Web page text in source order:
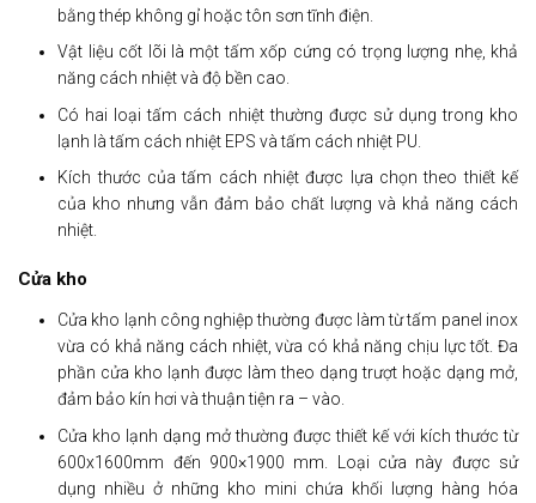
bằng thép không gỉ hoặc tôn sơn tĩnh điện.
Vật liệu cốt lõi là một tấm xốp cứng có trọng lượng nhẹ, khả
năng cách nhiệt và độ bền cao.
Có hai loại tấm cách nhiệt thường được sử dụng trong kho
lạnh là tấm cách nhiệt EPS và tấm cách nhiệt PU.
Kích thước của tấm cách nhiệt được lựa chọn theo thiết kế
của kho nhưng vẫn đảm bảo chất lượng và khả năng cách
nhiệt.
Cửa kho
Cửa kho lạnh công nghiệp thường được làm từ tấm panel inox
vừa có khả năng cách nhiệt, vừa có khả năng chịu lực tốt. Đa
phần cửa kho lạnh được làm theo dạng trượt hoặc dạng mở,
đảm bảo kín hơi và thuận tiện ra – vào.
Cửa kho lạnh dạng mở thường được thiết kế với kích thước từ
600x1600mm đến 900×1900 mm. Loại cửa này được sử
dụng nhiều ở những kho mini chứa khối lượng hàng hóa